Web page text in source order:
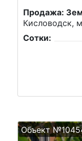
Продажа:
Кисловодск,
Сотки:
Объект